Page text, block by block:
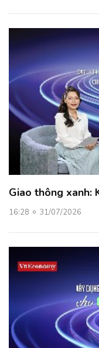
Giao thông xanh:
16:28 31/07/2026